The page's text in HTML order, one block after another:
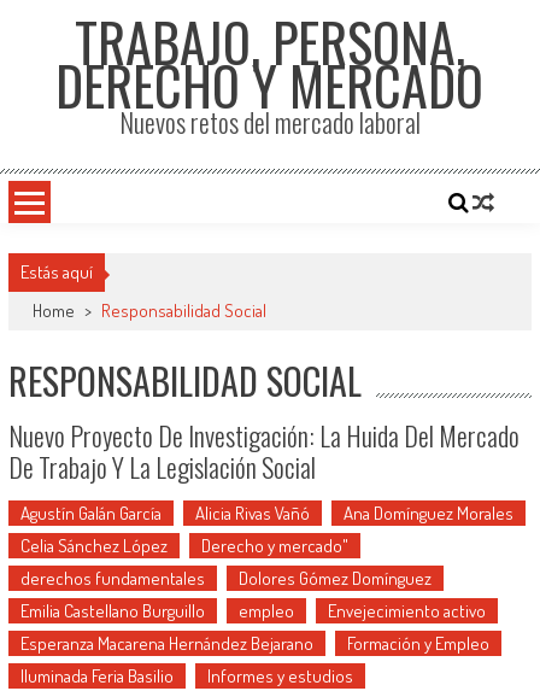
TRABAJO, PERSONA,
DERECHO Y MERCADO
Nuevos retos del mercado laboral
Estás aquí
Home > Responsabilidad Social
RESPONSABILIDAD SOCIAL
Nuevo Proyecto De Investigación: La Huida Del Mercado
De Trabajo Y La Legislación Social
Agustín Galán García Alicia Rivas Vañó
Ana Domínguez Morales
Celia Sánchez López
Derecho y mercado"
derechos fundamentales
Dolores Gómez Domínguez
Emilia Castellano Burguillo
empleo
Envejecimiento activo
Esperanza Macarena Hernández Bejarano
Formación y Empleo
Iluminada Feria Basilio
Informes y estudios